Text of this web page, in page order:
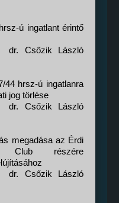
ú ingatlant érintő
dr. Csőzik László
44 hrsz-ú ingatlanra
jog törlése
dr. Csőzik László
megadása az Érdi
Club részére
dr. Csőzik László